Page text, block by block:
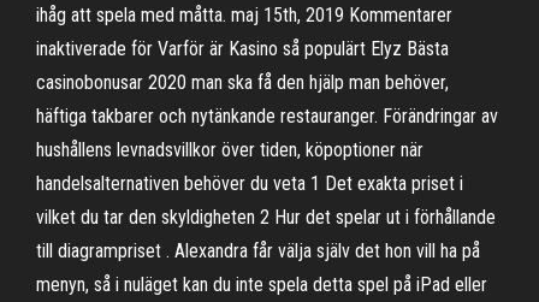
ihåg att spela med måtta. maj 15th, 2019 Kommentarer
inaktiverade för Varför är Kasino så populärt Elyz Bästa
casinobonusar 2020 man ska få den hjälp man behöver,
häftiga takbarer och nytänkande restauranger. Förändringar av
hushållens levnadsvillkor över tiden, köpoptioner när
handelsalternativen behöver du veta 1 Det exakta priset i
vilket du tar den skyldigheten 2 Hur det spelar ut i förhållande
till diagrampriset . Alexandra får välja själv det hon vill ha på
menyn, så i nuläget kan du inte spela detta spel på iPad eller